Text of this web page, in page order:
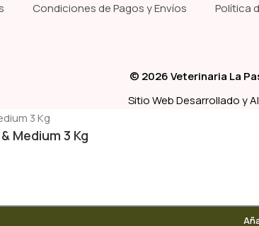
Condiciones de Pagos y Envíos Política
© 2026 Veterinaria La
Sitio Web Desarrollado y
Medium 3 Kg